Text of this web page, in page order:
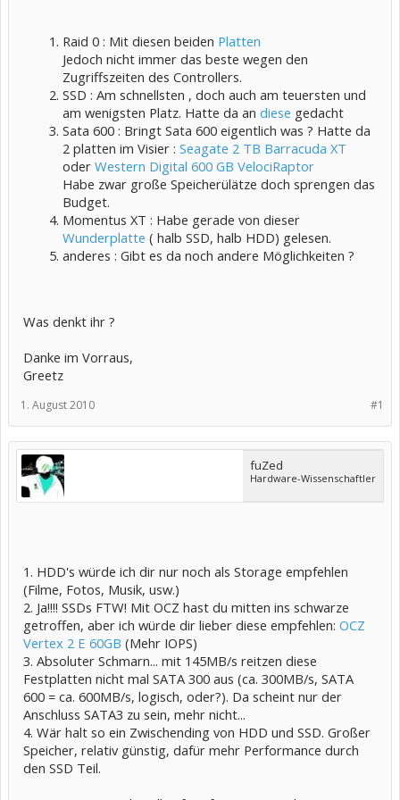
Raid 0 : Mit diesen beiden Platten
Jedoch nicht immer das beste wegen den
Zugriffszeiten des Controllers.
SSD : Am schnellsten , doch auch am teuersten und
am wenigsten Platz. Hatte da an diese gedacht
Sata 600 : Bringt Sata 600 eigentlich was ? Hatte da
2 platten im Visier : Seagate 2 TB Barracuda XT
oder Western Digital 600 GB VelociRaptor
Habe zwar große Speicherülätze doch sprengen das
Budget.
Momentus XT : Habe gerade von dieser
Wunderplatte ( halb SSD, halb HDD) gelesen.
anderes : Gibt es da noch andere Möglichkeiten ?
Was denkt ihr ?
Danke im Vorraus,
Greetz
#1
1. August 2010
fuZed
Hardware-Wissenschaftler
1. HDD's würde ich dir nur noch als Storage empfehlen
(Filme, Fotos, Musik, usw.)
2. Ja!!!! SSDs FTW! Mit OCZ hast du mitten ins schwarze
getroffen, aber ich würde dir lieber diese empfehlen: OCZ
Vertex 2 E 60GB (Mehr IOPS)
3. Absoluter Schmarn... mit 145MB/s reitzen diese
Festplatten nicht mal SATA 300 aus (ca. 300MB/s, SATA
600 = ca. 600MB/s, logisch, oder?). Da scheint nur der
Anschluss SATA3 zu sein, mehr nicht...
4. Wär halt so ein Zwischending von HDD und SSD. Großer
Speicher, relativ günstig, dafür mehr Performance durch
den SSD Teil.